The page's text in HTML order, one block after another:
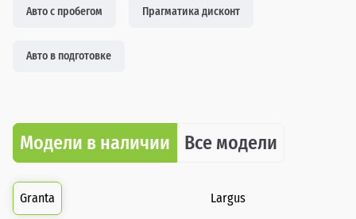
Авто с пробегом Прагматика дисконт
Авто в подготовке
Модели в наличии Все модели
Granta Largus